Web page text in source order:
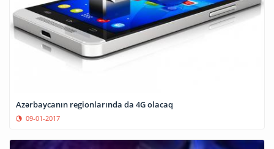
Azərbaycanın regionlarında da 4G olacaq
09-01-2017